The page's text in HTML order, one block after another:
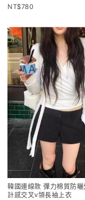
780
韓國連線款 彈力棉質防
計感交叉v領長袖上衣